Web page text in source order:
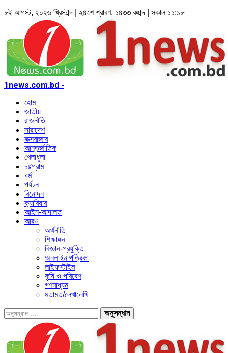
৮ই আগস্ট, ২০২৬ খ্রিস্টাব্দ | ২৪শে শ্রাবণ, ১৪৩৩ বঙ্গাব্দ | সকাল ১১:১৮
1news.com.bd -
হোম
জাতীয়
রাজনীতি
সারাদেশ
কক্সবাজার
আন্তর্জাতিক
খেলাধুলা
চট্টগ্রাম
ধর্ম
পর্যটন
বিনোদন
ক্যারিয়ার
আইন-আদালত
আরও
অর্থনীতি
শিক্ষাঙ্গন
বিজ্ঞান-প্রযুক্তি
অনলাইন পত্রিকা
লাইফস্টাইল
কৃষি ও পরিবেশ
গণমাধ্যম
মতামত/লেখালেখি